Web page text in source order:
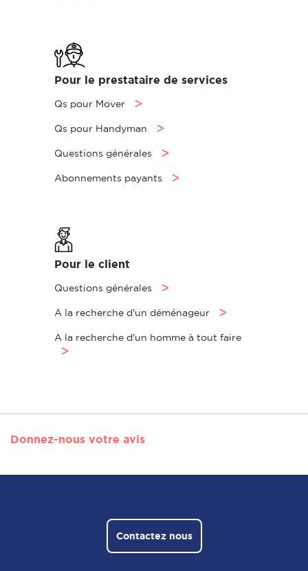
Pour le prestataire de services
Qs pour Mover ᐳ
Qs pour Handyman ᐳ
Questions générales ᐳ
Abonnements payants ᐳ
Pour le client
Questions générales ᐳ
A la recherche d'un déménageur ᐳ
A la recherche d'un homme à tout faire
ᐳ
Donnez-nous votre avis
Contactez nous